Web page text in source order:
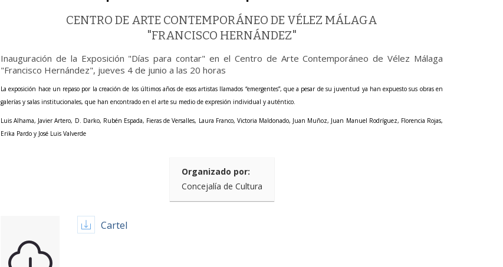
CENTRO DE ARTE CONTEMPORÁNEO DE VÉLEZ MÁLAGA
"FRANCISCO HERNÁNDEZ"
Inauguración de la Exposición "Días para contar" en el Centro de Arte Contemporáneo de Vélez Málaga
"Francisco Hernández", jueves 4 de junio a las 20 horas
La exposición hace un repaso por la creación de los últimos años de esos artistas llamados “emergentes”, que a pesar de su juventud ya han expuesto sus obras en
galerías y salas institucionales, que han encontrado en el arte su medio de expresión individual y auténtico.
Luis Alhama, Javier Artero, D. Darko, Rubén Espada, Fieras de Versalles, Laura Franco, Victoria Maldonado, Juan Muñoz, Juan Manuel Rodríguez, Florencia Rojas,
Erika Pardo y José Luis Valverde
Organizado por:
Concejalía de Cultura
Cartel